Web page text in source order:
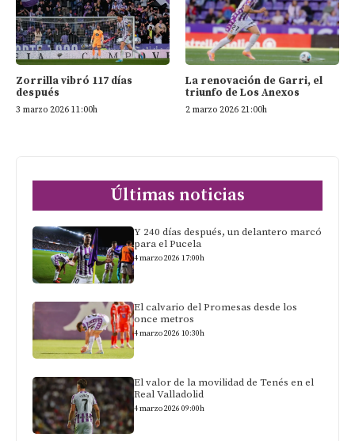
Zorrilla vibró 117 días
después
3 marzo 2026 11:00h
La renovación de Garri, el
triunfo de Los Anexos
2 marzo 2026 21:00h
Últimas noticias
Y 240 días después, un delantero marcó
para el Pucela
4 marzo 2026 17:00h
El calvario del Promesas desde los
once metros
4 marzo 2026 10:30h
El valor de la movilidad de Tenés en el
Real Valladolid
4 marzo 2026 09:00h